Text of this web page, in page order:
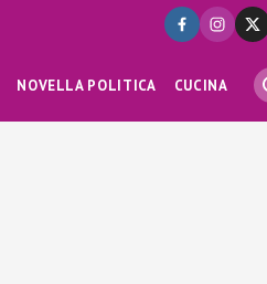
NOVELLA POLITICA CUCINA